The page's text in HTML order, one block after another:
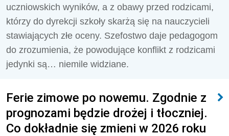
uczniowskich wyników, a z obawy przed rodzicami,
którzy do dyrekcji szkoły skarżą się na nauczycieli
stawiających złe oceny. Szefostwo daje pedagogom
do zrozumienia, że powodujące konflikt z rodzicami
jedynki są… niemile widziane.
Ferie zimowe po nowemu. Zgodnie z
prognozami będzie drożej i tłoczniej.
Co dokładnie się zmieni w 2026 roku